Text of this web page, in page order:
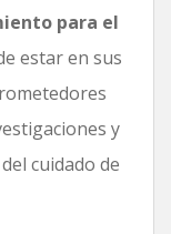
para el
estar en sus
y
cuidado de